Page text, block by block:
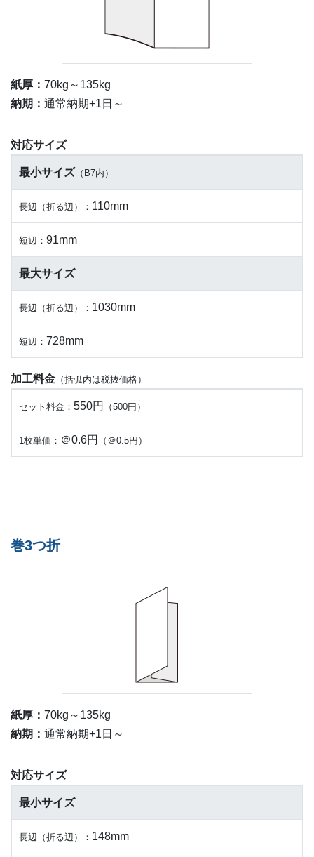
紙厚： 70kg～135kg
納期： 通常納期+1日～
対応サイズ
最小サイズ （B7内）
長辺（折る辺）： 110mm
短辺： 91mm
最大サイズ
長辺（折る辺）： 1030mm
短辺： 728mm
加工料金 （括弧内は税抜価格）
セット料金： 550円 （500円）
1枚単価： ＠0.6円 （＠0.5円）
巻3つ折
紙厚： 70kg～135kg
納期： 通常納期+1日～
対応サイズ
最小サイズ
長辺（折る辺）： 148mm